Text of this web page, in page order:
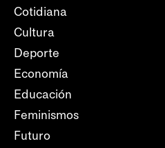
Cotidiana
Cultura
Deporte
Economía
Educación
Feminismos
Futuro